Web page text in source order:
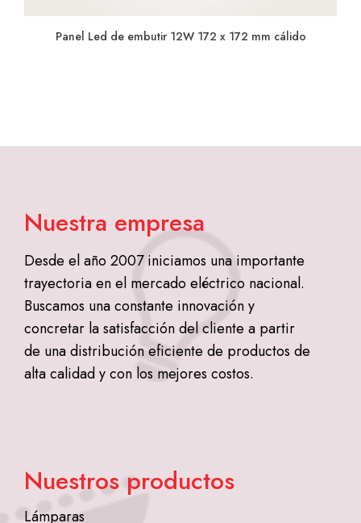
Panel Led de embutir 12W 172 x 172 mm cálido
Nuestra empresa
Desde el año 2007 iniciamos una importante
trayectoria en el mercado eléctrico nacional.
Buscamos una constante innovación y
concretar la satisfacción del cliente a partir
de una distribución eficiente de productos de
alta calidad y con los mejores costos.
Nuestros productos
Lámparas